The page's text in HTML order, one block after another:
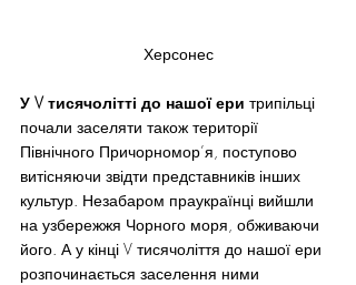
Херсонес
У V тисячолітті до нашої ери трипільці
почали заселяти також території
Північного Причорномор’я, поступово
витісняючи звідти представників інших
культур. Незабаром праукраїнці вийшли
на узбережжя Чорного моря, обживаючи
його. А у кінці V тисячоліття до нашої ери
розпочинається заселення ними